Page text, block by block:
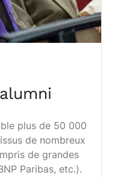
plus de 50 000
de nombreux
de grandes
Paribas, etc.).